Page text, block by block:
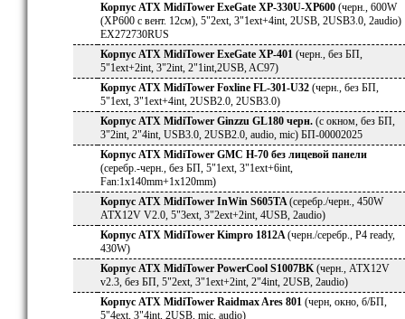
Корпус ATX MidiTower ExeGate XP-330U-XP600 (черн., 600W
(XP600 с вент. 12см), 5"2ext, 3"1ext+4int, 2USB, 2USB3.0, 2audio)
EX272730RUS
Корпус ATX MidiTower ExeGate XP-401 (черн., без БП,
5"1ext+2int, 3"2int, 2"1int,2USB, AC97)
Корпус ATX MidiTower Foxline FL-301-U32 (черн., без БП,
5"1ext, 3"1ext+4int, 2USB2.0, 2USB3.0)
Корпус ATX MidiTower Ginzzu GL180 черн. (с окном, без БП,
3"2int, 2"4int, USB3.0, 2USB2.0, audio, mic) БП-00002025
Корпус ATX MidiTower GMC H-70 без лицевой панели
(серебр.-черн., без БП, 5"1ext, 3"1ext+6int,
Fan:1x140mm+1x120mm)
Корпус ATX MidiTower InWin S605TA(серебр./черн., 450W
ATX12V V2.0, 5"3ext, 3"2ext+2int, 4USB, 2audio)
Корпус ATX MidiTower Kimpro 1812A(черн./серебр., P4 ready,
430W)
Корпус ATX MidiTower PowerCool S1007BK(черн., ATX12V
v2.3, без БП, 5"2ext, 3"1ext+2int, 2"4int, 2USB, 2audio)
Корпус ATX MidiTower Raidmax Ares 801 (черн, окно, б/БП,
5"4ext, 3"4int, 2USB, mic, audio)